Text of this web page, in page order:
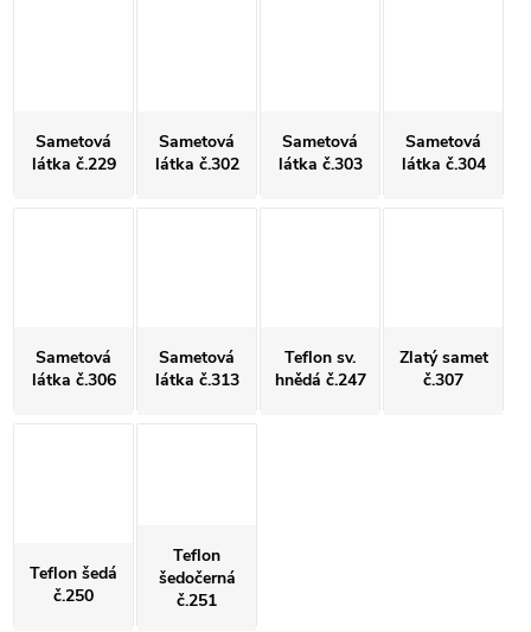
Sametová
látka č.229
Sametová
látka č.302
Sametová
látka č.303
Sametová
látka č.304
Sametová
látka č.306
Sametová
látka č.313
Teflon sv.
hnědá č.247
Zlatý samet
č.307
Teflon šedá
č.250
Teflon
šedočerná
č.251